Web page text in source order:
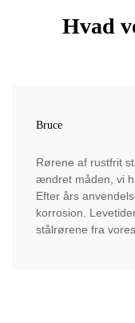
Hvad
Bruce
Rørene af rustfrit
ændret måden, vi
Efter års
korrosion.
stålrørene fra